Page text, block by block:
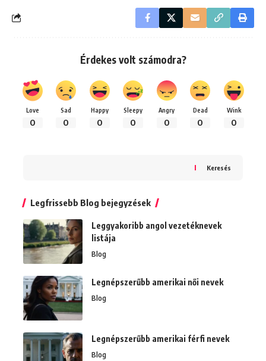
Érdekes volt számodra?
Love
0
Sad
0
Happy
0
Sleepy
0
Angry
0
Dead
0
Wink
0
Keresés
Legfrissebb Blog bejegyzések
Leggyakoribb angol vezetéknevek
listája
Blog
Legnépszerűbb amerikai női nevek
Blog
Legnépszerűbb amerikai férfi nevek
Blog